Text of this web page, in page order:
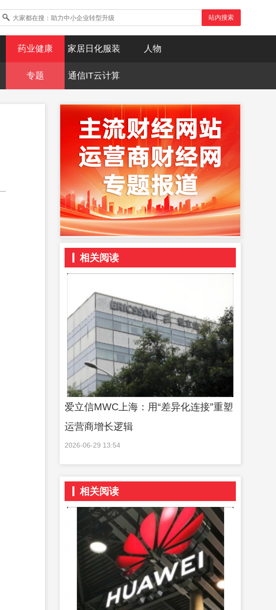
站内搜索
药业健康 家居日化服装 人物
专题 通信IT云计算
相关阅读
爱立信MWC上海：用“差异化连接”重塑
运营商增长逻辑
2026-06-29 13:54
相关阅读